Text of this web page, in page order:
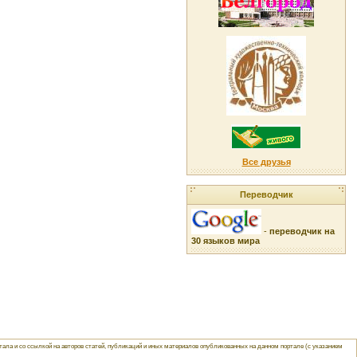
Все друзья
Переводчик
- переводчик на
30 языков мира
и со ссылкой на авторов статей, публикаций и иных материалов опубликованных на данном портале (с указанием